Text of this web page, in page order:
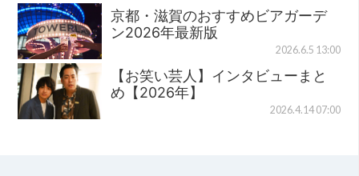
京都・滋賀のおすすめビアガーデ
ン2026年最新版
2026.6.5 13:00
【お笑い芸人】インタビューまと
め【2026年】
2026.4.14 07:00